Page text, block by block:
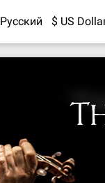
Русский $ US